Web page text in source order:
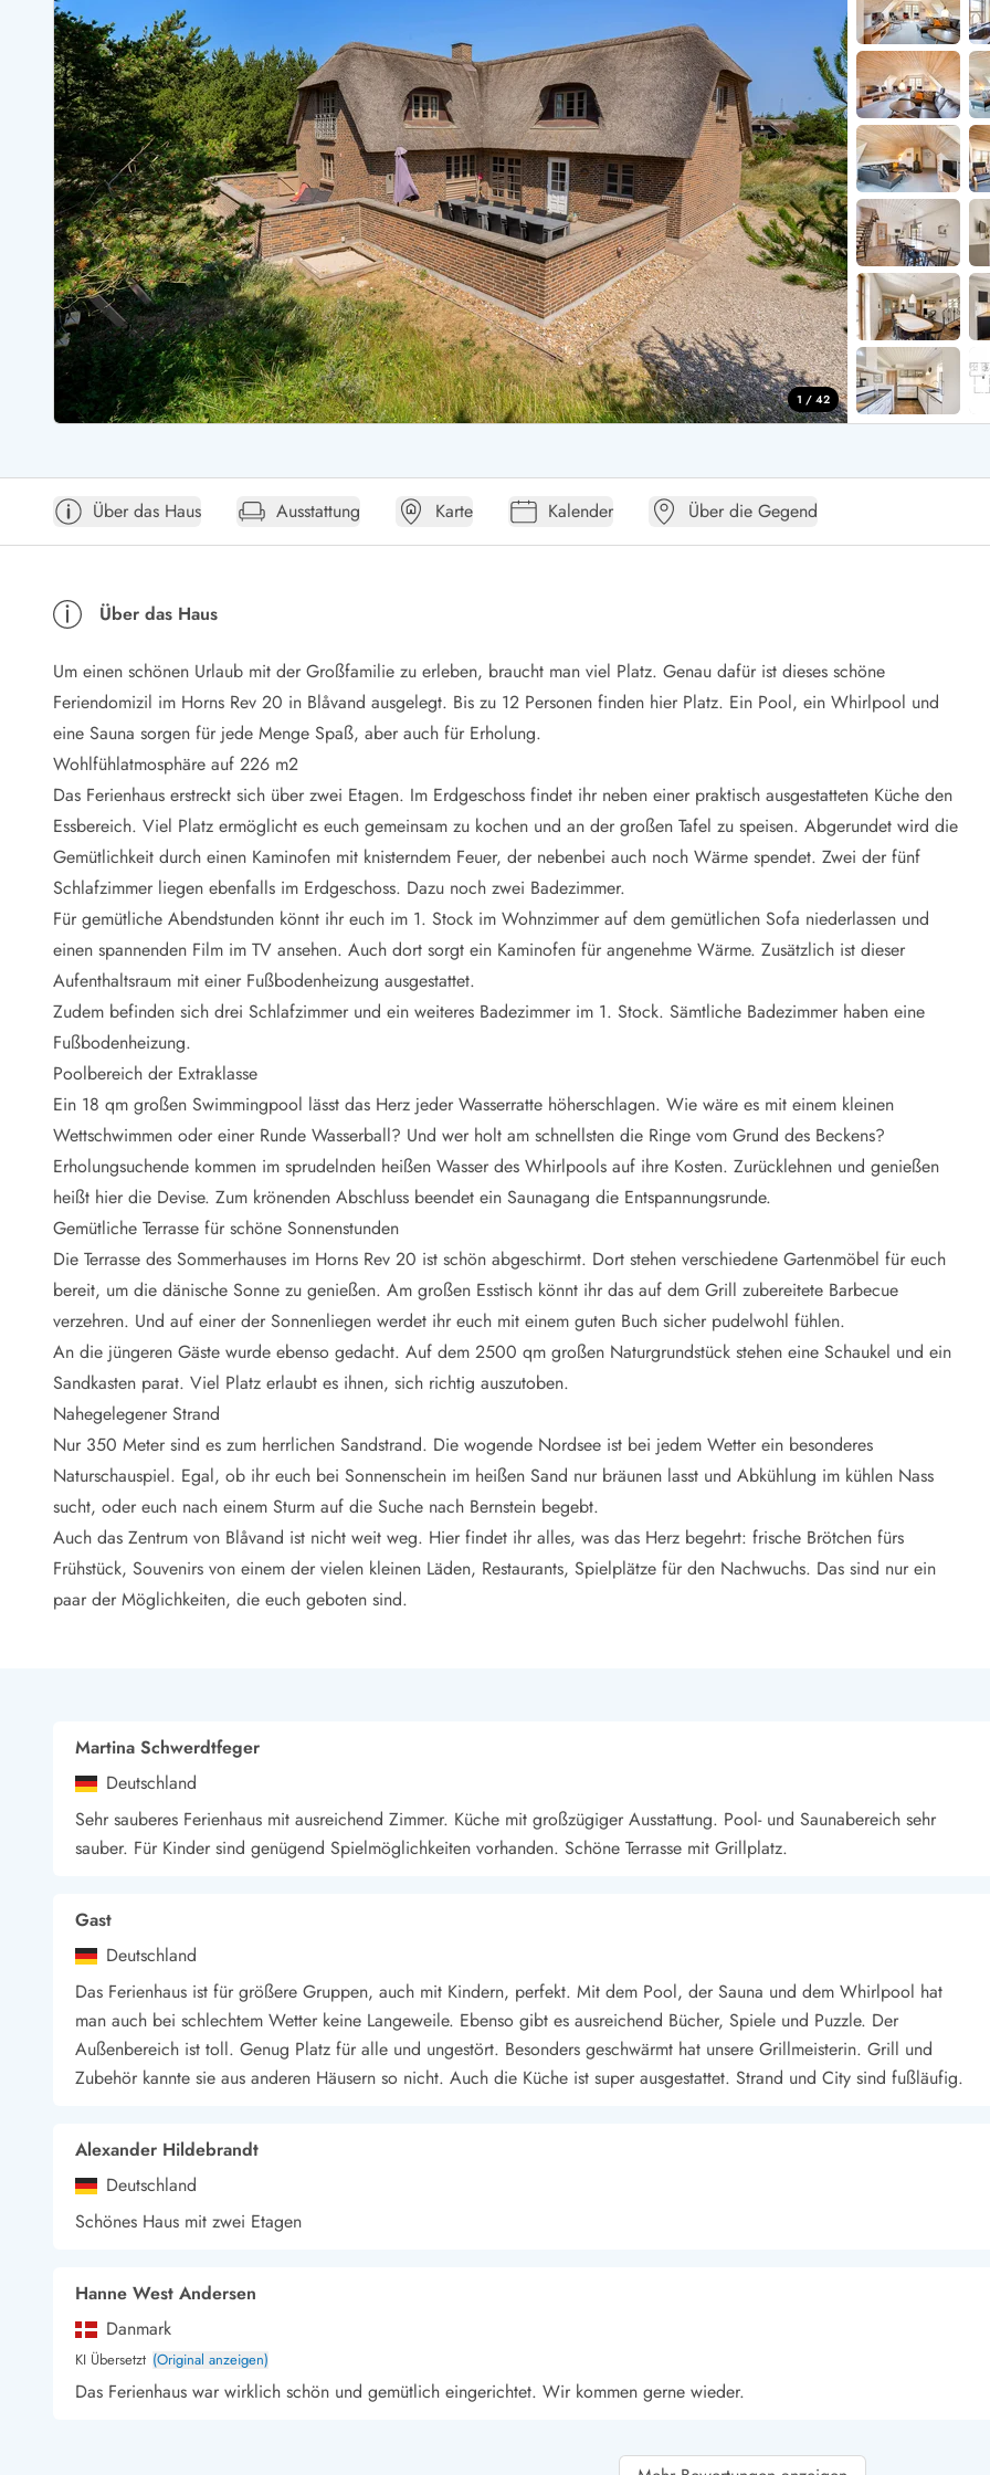
Ferienhäuser mit Whirlpool
Ferienhäuser mit Freitagswechsel
Ferienhäuser für Angler
Ferienhaus für 6 Personen
Ferienhaus für 8 Personen
Ferienhäuser
Ferienhäuser
Ferienhäuser BjerregardFerienhäuser BlavandFerienhäuser Hvide SandeFerienhäuser Sondervig
Ferienhäuser Argab
Ferienhäuser in Arrild
Ferienhäuser Bjerregard
Ferienhäuser Blavand
Ferienhäuser Bork Havn
Ferienhäuser Fjand
Ferienhäuser Fanö
Ferienhäuser Graerup Strand
Ferienhäuser Haurvig
Ferienhäuser Henne Strand
Ferienhäuser Ho
Ferienhäuser Houstrup
Ferienhäuser Houvig
Ferienhäuser auf Holmsland Klit
Ferienhäuser in Holmsland
Ferienhäuser Hvide Sande
Ferienhäuser Jegum
Ferienhäuser Klegod
Ferienhäuser Lodbjerg Hede
Ferienhäuser Nr. Lyngvig
Ferienhäuser in
Ferienhäuser
Ferienhäuser
Ferienhäuser
Ferienhäuser
Ferienhäuser in
Ferienhäuser
Ferienhäuser
Ferienhäuser
Öffnungszeiten
Anreise
Ferienhaus ABC
Häufige Fragen zur Buchung
Verleihservice
Reisescheckliste
Endreinigung
Gutschein
Frühbucher
Mietbedingungen
Reiseführer Dänemark
Tipps für Urlaub in Dänemark
Wetter in Dänemark
Saisonzeiten
Badesicherheit im Meer
Naturschutz
Webcam Dänemark
Ferienhauskatalog
Fotowettbewerb
Vorteile bei uns
Reisecurity
Esmark KidsVIP
Esmark VIP - Partnervorteile und Rabatte
Preisgarantie
Keine Kaution
Gästebewertungen
Gratis WLAN
We love people
Esmark VIP Partnervorteile
Esmark KidsVIP
LEGOLAND® Rabatt
Urlaub mit Kindern
Urlaub mit Hund
Urlaub am Strand
Urlaub in der Natur
Angeln in Dänemark
Bowling in Dänemark
Minigolf spielen in Dänemark
Schwimmhallen und Badeländer
Fahrradfahren in Dänemark
Reiten in Dänemark
Wandern in Dänemark
Wasserski in Dänemark
Segeln in Dänemark
Kultur in Dänemark
Kunstmuseen
Kunsthandwerk und Galerien
Essen und Trinken
Heiraten in Dänemark
Wikinger in Dänemark
1 / 42
Über das Haus Ausstattung Karte Kalender Über die Gegend
Über das Haus
Um einen schönen Urlaub mit der Großfamilie zu erleben, braucht man viel Platz. Genau dafür ist dieses schöne
Feriendomizil im Horns Rev 20 in Blåvand ausgelegt. Bis zu 12 Personen finden hier Platz. Ein Pool, ein Whirlpool und
eine Sauna sorgen für jede Menge Spaß, aber auch für Erholung.
Wohlfühlatmosphäre auf 226 m2
Das Ferienhaus erstreckt sich über zwei Etagen. Im Erdgeschoss findet ihr neben einer praktisch ausgestatteten Küche den
Essbereich. Viel Platz ermöglicht es euch gemeinsam zu kochen und an der großen Tafel zu speisen. Abgerundet wird die
Gemütlichkeit durch einen Kaminofen mit knisterndem Feuer, der nebenbei auch noch Wärme spendet. Zwei der fünf
Schlafzimmer liegen ebenfalls im Erdgeschoss. Dazu noch zwei Badezimmer.
Für gemütliche Abendstunden könnt ihr euch im 1. Stock im Wohnzimmer auf dem gemütlichen Sofa niederlassen und
einen spannenden Film im TV ansehen. Auch dort sorgt ein Kaminofen für angenehme Wärme. Zusätzlich ist dieser
Aufenthaltsraum mit einer Fußbodenheizung ausgestattet.
Zudem befinden sich drei Schlafzimmer und ein weiteres Badezimmer im 1. Stock. Sämtliche Badezimmer haben eine
Fußbodenheizung.
Poolbereich der Extraklasse
Ein 18 qm großen Swimmingpool lässt das Herz jeder Wasserratte höherschlagen. Wie wäre es mit einem kleinen
Wettschwimmen oder einer Runde Wasserball? Und wer holt am schnellsten die Ringe vom Grund des Beckens?
Erholungsuchende kommen im sprudelnden heißen Wasser des Whirlpools auf ihre Kosten. Zurücklehnen und genießen
heißt hier die Devise. Zum krönenden Abschluss beendet ein Saunagang die Entspannungsrunde.
Gemütliche Terrasse für schöne Sonnenstunden
Die Terrasse des Sommerhauses im Horns Rev 20 ist schön abgeschirmt. Dort stehen verschiedene Gartenmöbel für euch
bereit, um die dänische Sonne zu genießen. Am großen Esstisch könnt ihr das auf dem Grill zubereitete Barbecue
verzehren. Und auf einer der Sonnenliegen werdet ihr euch mit einem guten Buch sicher pudelwohl fühlen.
An die jüngeren Gäste wurde ebenso gedacht. Auf dem 2500 qm großen Naturgrundstück stehen eine Schaukel und ein
Sandkasten parat. Viel Platz erlaubt es ihnen, sich richtig auszutoben.
Nahegelegener Strand
Nur 350 Meter sind es zum herrlichen Sandstrand. Die wogende Nordsee ist bei jedem Wetter ein besonderes
Naturschauspiel. Egal, ob ihr euch bei Sonnenschein im heißen Sand nur bräunen lasst und Abkühlung im kühlen Nass
sucht, oder euch nach einem Sturm auf die Suche nach Bernstein begebt.
Auch das Zentrum von Blåvand ist nicht weit weg. Hier findet ihr alles, was das Herz begehrt: frische Brötchen fürs
Frühstück, Souvenirs von einem der vielen kleinen Läden, Restaurants, Spielplätze für den Nachwuchs. Das sind nur ein
paar der Möglichkeiten, die euch geboten sind.
Martina Schwerdtfeger
Deutschland
Sehr sauberes Ferienhaus mit ausreichend Zimmer. Küche mit großzügiger Ausstattung. Pool- und Saunabereich sehr
sauber. Für Kinder sind genügend Spielmöglichkeiten vorhanden. Schöne Terrasse mit Grillplatz.
Gast
Deutschland
Das Ferienhaus ist für größere Gruppen, auch mit Kindern, perfekt. Mit dem Pool, der Sauna und dem Whirlpool hat
man auch bei schlechtem Wetter keine Langeweile. Ebenso gibt es ausreichend Bücher, Spiele und Puzzle. Der
Außenbereich ist toll. Genug Platz für alle und ungestört. Besonders geschwärmt hat unsere Grillmeisterin. Grill und
Zubehör kannte sie aus anderen Häusern so nicht. Auch die Küche ist super ausgestattet. Strand und City sind fußläufig.
Alexander Hildebrandt
Deutschland
Schönes Haus mit zwei Etagen
Hanne West Andersen
Danmark
KI Übersetzt (Original anzeigen)
Das Ferienhaus war wirklich schön und gemütlich eingerichtet. Wir kommen gerne wieder.